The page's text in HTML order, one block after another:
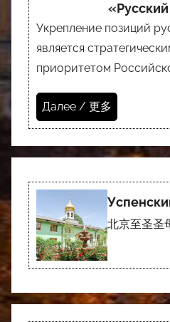
Укрепление позиций
является
приоритетом
Далее / 更多
北京至圣圣